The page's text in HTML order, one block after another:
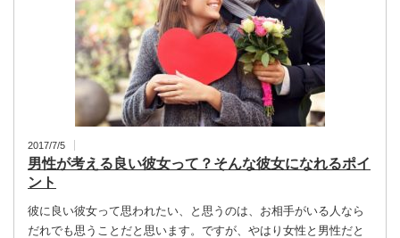
2017/7/5
男性が考える良い彼女って？そんな彼女になれるポイ
ント
彼に良い彼女って思われたい、と思うのは、お相手がいる人なら
だれでも思うことだと思います。ですが、やはり女性と男性だと